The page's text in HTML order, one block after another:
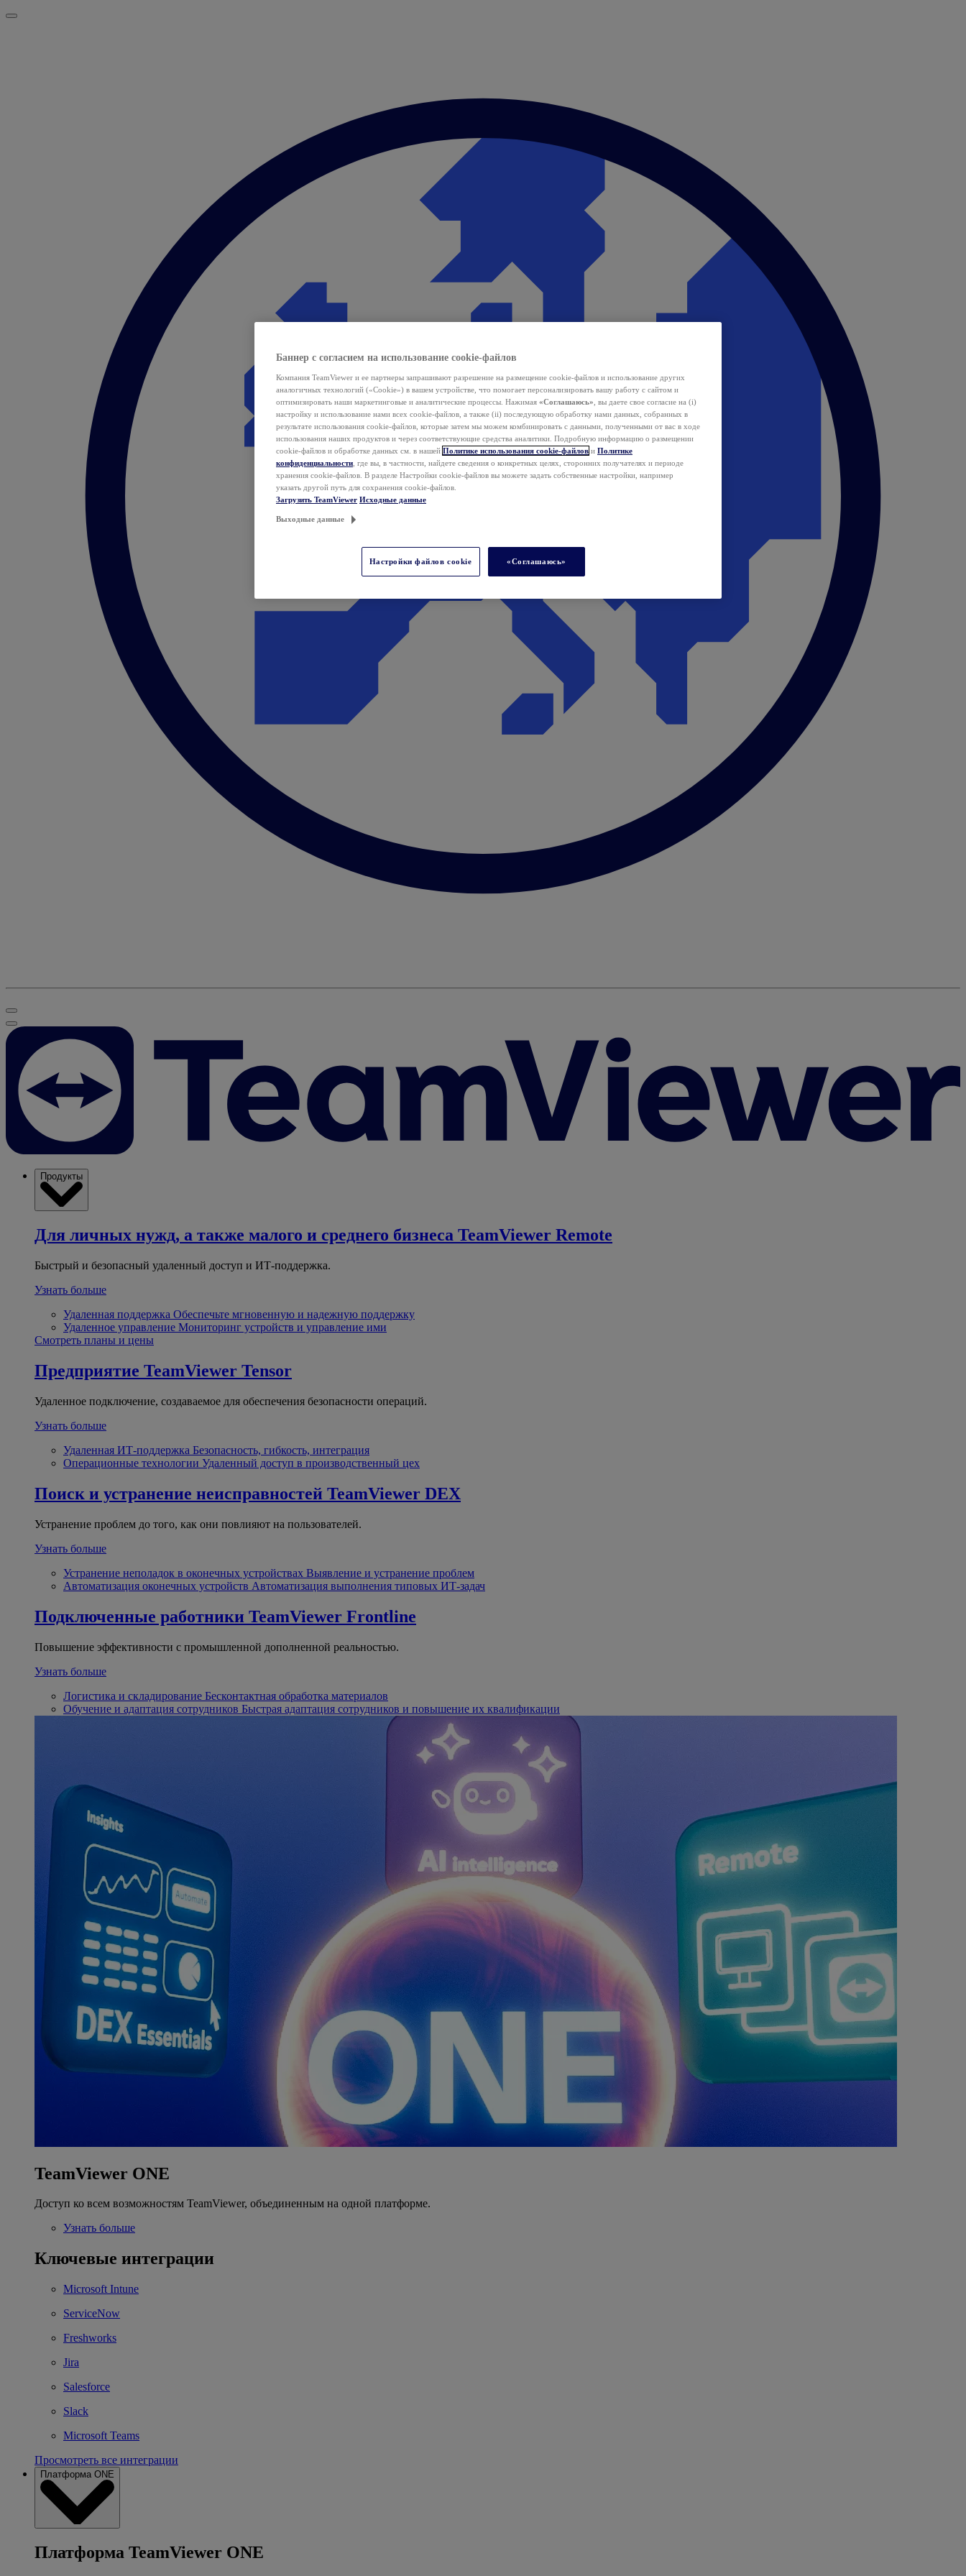
Продукты
Для личных нужд, а также малого и среднего бизнеса TeamViewer Remote
Быстрый и безопасный удаленный доступ и ИТ-поддержка.
Узнать больше
Удаленная поддержка Обеспечьте мгновенную и надежную поддержку
Удаленное управление Мониторинг устройств и управление ими
Смотреть планы и цены
Предприятие TeamViewer Tensor
Удаленное подключение, создаваемое для обеспечения безопасности операций.
Узнать больше
Удаленная ИТ-поддержка Безопасность, гибкость, интеграция
Операционные технологии Удаленный доступ в производственный цех
Поиск и устранение неисправностей TeamViewer DEX
Устранение проблем до того, как они повлияют на пользователей.
Узнать больше
Устранение неполадок в оконечных устройствах Выявление и устранение проблем
Автоматизация оконечных устройств Автоматизация выполнения типовых ИТ-задач
Подключенные работники TeamViewer Frontline
Повышение эффективности с промышленной дополненной реальностью.
Узнать больше
Логистика и складирование Бесконтактная обработка материалов
Обучение и адаптация сотрудников Быстрая адаптация сотрудников и повышение их квалификации
TeamViewer ONE
Доступ ко всем возможностям TeamViewer, объединенным на одной платформе.
Узнать больше
Ключевые интеграции
Microsoft Intune
ServiceNow
Freshworks
Jira
Salesforce
Slack
Microsoft Teams
Просмотреть все интеграции
Платформа ONE
Платформа TeamViewer ONE
Баннер с согласием на использование cookie-файлов
Компания TeamViewer и ее партнеры запрашивают разрешение на размещение cookie-файлов и использование других
аналогичных технологий («Cookie») в вашем устройстве, что помогает персонализировать вашу работу с сайтом и
оптимизировать наши маркетинговые и аналитические процессы. Нажимая «Соглашаюсь» , вы даете свое согласие на (i)
настройку и использование нами всех cookie-файлов, а также (ii) последующую обработку нами данных, собранных в
результате использования cookie-файлов, которые затем мы можем комбинировать с данными, полученными от вас в ходе
использования наших продуктов и через соответствующие средства аналитики. Подробную информацию о размещении
cookie-файлов и обработке данных см. в нашей Политике использования cookie-файлов и Политике
конфиденциальности , где вы, в частности, найдете сведения о конкретных целях, сторонних получателях и периоде
хранения cookie-файлов. В разделе Настройки cookie-файлов вы можете задать собственные настройки, например
указать другой путь для сохранения cookie-файлов.
Загрузить TeamViewer Исходные данные
Выходные данные
Настройки файлов cookie «Соглашаюсь»